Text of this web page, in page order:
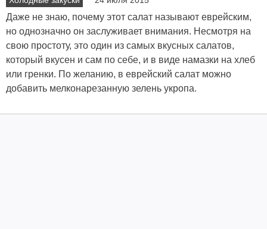
Даже не знаю, почему этот салат называют еврейским,
но однозначно он заслуживает внимания. Несмотря на
свою простоту, это один из самых вкусных салатов,
который вкусен и сам по себе, и в виде намазки на хлеб
или гренки. По желанию, в еврейский салат можно
добавить мелконарезанную зелень укропа.